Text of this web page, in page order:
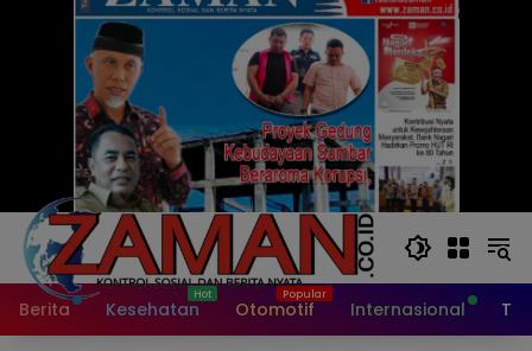
Berita Kesehatan Otomotif Internasional